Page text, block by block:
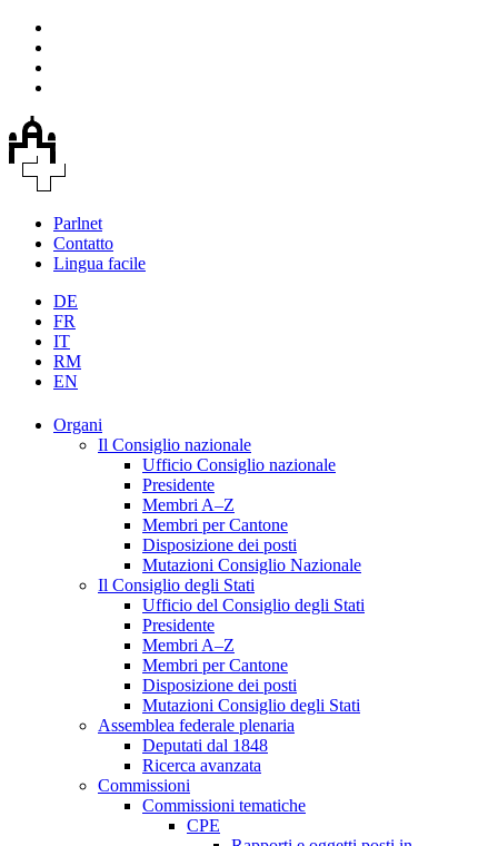
Parlnet
Contatto
Lingua facile
DE
FR
IT
RM
EN
Organi
Il Consiglio nazionale
Ufficio Consiglio nazionale
Presidente
Membri A–Z
Membri per Cantone
Disposizione dei posti
Mutazioni Consiglio Nazionale
Il Consiglio degli Stati
Ufficio del Consiglio degli Stati
Presidente
Membri A–Z
Membri per Cantone
Disposizione dei posti
Mutazioni Consiglio degli Stati
Assemblea federale plenaria
Deputati dal 1848
Ricerca avanzata
Commissioni
Commissioni tematiche
CPE